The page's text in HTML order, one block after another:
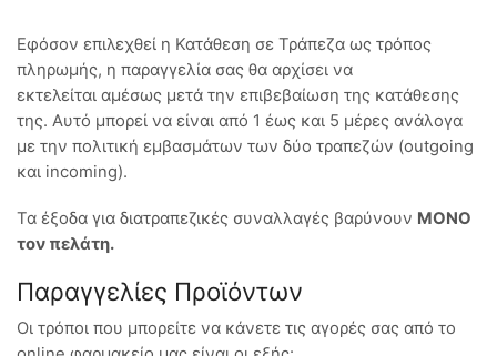
Εφόσον επιλεχθεί η Κατάθεση σε Τράπεζα ως τρόπος
πληρωμής, η παραγγελία σας θα αρχίσει να
εκτελείται αμέσως μετά την επιβεβαίωση της κατάθεσης
της. Αυτό μπορεί να είναι από 1 έως και 5 μέρες ανάλογα
με την πολιτική εμβασμάτων των δύο τραπεζών (outgoing
και incoming).
Τα έξοδα για διατραπεζικές συναλλαγές βαρύνουν MONO
τον πελάτη.
Παραγγελίες Προϊόντων
Οι τρόποι που μπορείτε να κάνετε τις αγορές σας από το